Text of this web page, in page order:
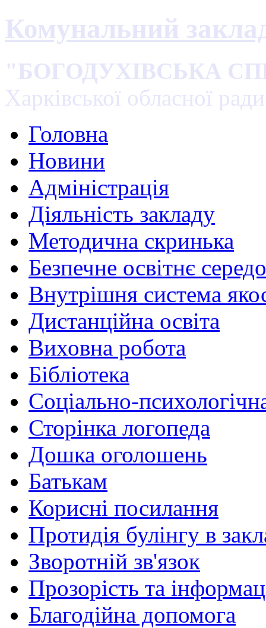
Комунальний
"БОГОДУХІВСЬКА
Харківської обласної ради
Головна
Новини
Адміністрація
Діяльність закладу
Методична скринька
Безпечне освітнє
Внутрішня система
Дистанційна освіта
Виховна робота
Бібліотека
Соціально-
Сторінка логопеда
Дошка оголошень
Батькам
Корисні посилання
Протидія булінгу в
Зворотній зв'язок
Прозорість та
Благодійна допомога